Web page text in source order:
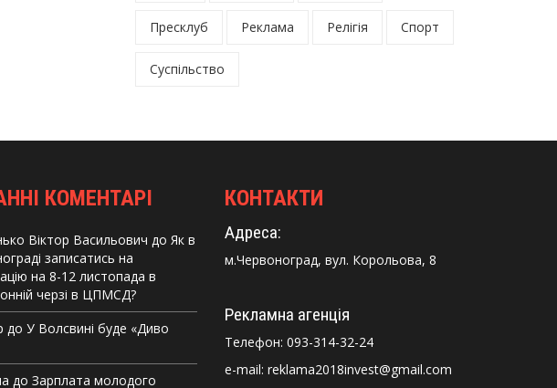
Пресклуб Реклама Релігія Спорт
Суспільство
КОМЕНТАРІ
Віктор Васильович до Як в
записатись на
на 8-12 листопада в
черзі в ЦПМСД?
до У Волсвині буде «Диво
до Зарплата молодого
КОНТАКТИ
Адреса:
м.Червоноград, вул. Корольова, 8
Рекламна агенція
Телефон: 093-314-32-24
e-mail: reklama2018invest@gmail.com